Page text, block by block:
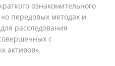
ознакомительного
передовых методах и
расследования
с
активов».